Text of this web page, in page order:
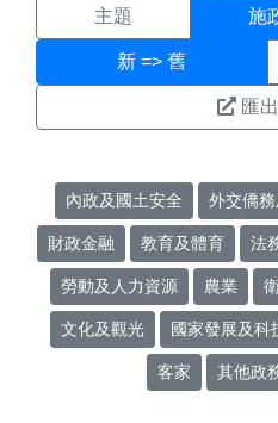
主題 施
新 => 舊
匯
內政及國土安全 外交僑
財政金融 教育及體育 法
勞動及人力資源 農業
文化及觀光 國家發展及科
客家 其他政